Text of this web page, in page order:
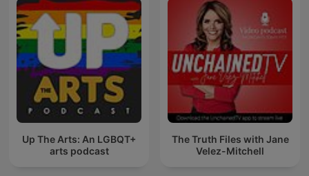
Up The Arts: An LGBQT+
arts podcast
The Truth Files with Jane
Velez-Mitchell